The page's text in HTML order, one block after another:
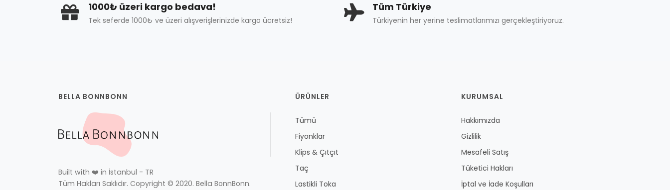
1000₺ üzeri kargo bedava!
Tek seferde 1000₺ ve üzeri alışverişlerinizde kargo ücretsiz!
Tüm Türkiye
Türkiyenin her yerine teslimatlarımızı gerçekleştiriyoruz.
BELLA BONNBONN
Built with ❤️ in İstanbul - TR
Tüm Hakları Saklıdır. Copyright © 2020. Bella BonnBonn.
ÜRÜNLER
Tümü
Fiyonklar
Klips & Çıtçıt
Taç
Lastikli Toka
KURUMSAL
Hakkımızda
Gizlilik
Mesafeli Satış
Tüketici Hakları
İptal ve İade Koşulları